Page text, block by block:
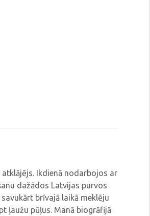
Ikdienā nodarbojos ar
dažādos Latvijas purvos
brīvajā laikā meklēju
ļaužu pūļus. Manā biogrāfijā